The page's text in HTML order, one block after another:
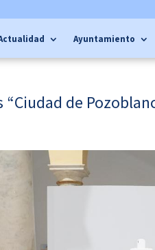
Ayuntamiento
“Ciudad de